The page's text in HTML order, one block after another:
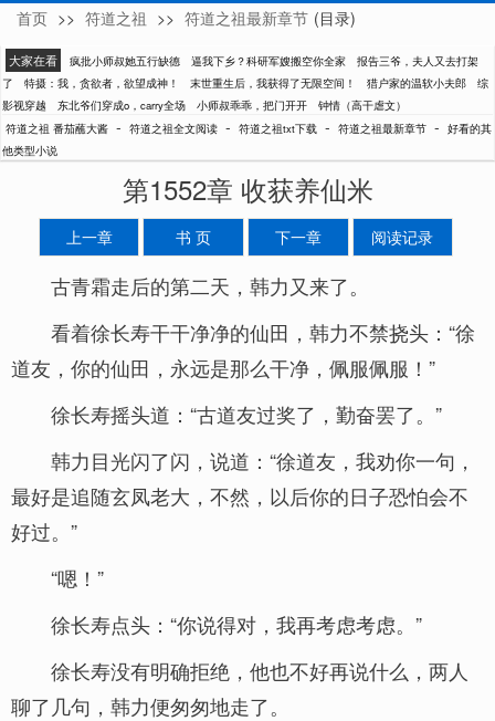
番茄蘸大酱
首页 >> 符道之祖 >> 符道之祖最新章节 (目录)
大家在看 疯批小师叔她五行缺德 逼我下乡？科研军嫂搬空你全家
报告三爷，夫人又去打架
了
特摄：我，贪欲者，欲望成神！ 末世重生后，我获得了无限空间！ 猎户家的温软小夫郎
综
影视穿越
东北爷们穿成o，carry全场 小师叔乖乖，把门开开
钟情（高干虐文）
符道之祖 番茄蘸大酱 - 符道之祖全文阅读 - 符道之祖txt下载 - 符道之祖最新章节 - 好看的其
他类型小说
第1552章 收获养仙米
上一章 书 页 下一章 阅读记录
古青霜走后的第二天，韩力又来了。
看着徐长寿干干净净的仙田，韩力不禁挠头：“徐
道友，你的仙田，永远是那么干净，佩服佩服！”
徐长寿摇头道：“古道友过奖了，勤奋罢了。”
韩力目光闪了闪，说道：“徐道友，我劝你一句，
最好是追随玄凤老大，不然，以后你的日子恐怕会不
好过。”
“嗯！”
徐长寿点头：“你说得对，我再考虑考虑。”
徐长寿没有明确拒绝，他也不好再说什么，两人
聊了几句，韩力便匆匆地走了。